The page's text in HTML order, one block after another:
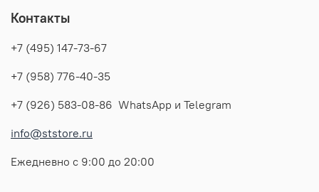
Контакты
+7 (495) 147-73-67
+7 (958) 776-40-35
+7 (926) 583-08-86 WhatsApp и Telegram
info@ststore.ru
Ежедневно с 9:00 до 20:00